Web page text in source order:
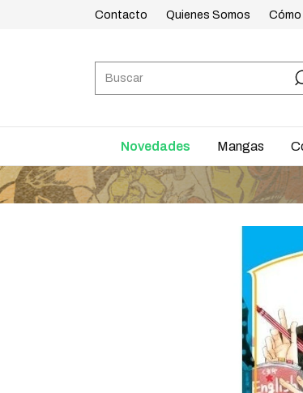
Contacto Quienes Somos Cómo
Novedades Mangas